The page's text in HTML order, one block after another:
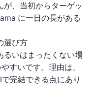
が、当初からターゲッ
に一日の長がある
選び方
るいはまったくない場
すいです。理由は、
完結できる点にあり